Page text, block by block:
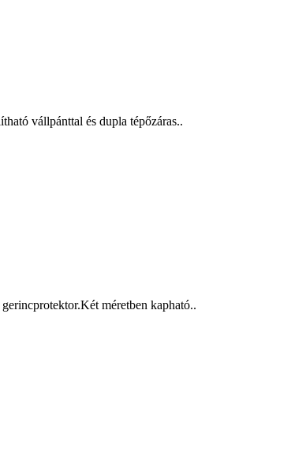
vállpánttal és dupla tépőzáras..
méretben kapható..